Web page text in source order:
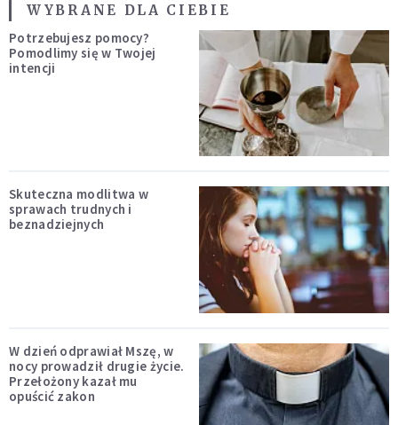
WYBRANE DLA CIEBIE
Potrzebujesz pomocy?
Pomodlimy się w Twojej
intencji
Skuteczna modlitwa w
sprawach trudnych i
beznadziejnych
W dzień odprawiał Mszę, w
nocy prowadził drugie życie.
Przełożony kazał mu
opuścić zakon